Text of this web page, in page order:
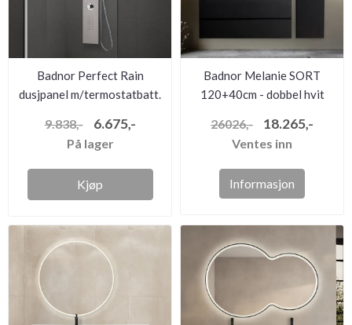
Badnor Perfect Rain
dusjpanel m/termostatbatt.
9.838,- 6.675,-
På lager
Kjøp
Badnor Melanie SORT
120+40cm - dobbel hvit
26026,- 18.265,-
Ventes inn
Informasjon